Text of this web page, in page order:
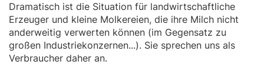
Dramatisch ist die Situation für landwirtschaftliche
Erzeuger und kleine Molkereien, die ihre Milch nicht
anderweitig verwerten können (im Gegensatz zu
großen Industriekonzernen...). Sie sprechen uns als
Verbraucher daher an.